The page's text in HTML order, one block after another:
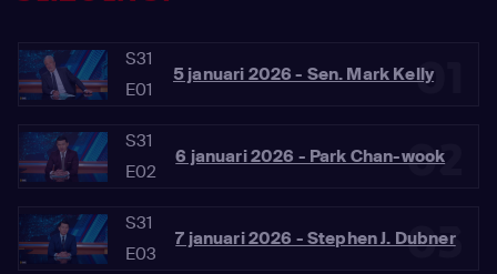
01
S31
E01
5 januari 2026 - Sen. Mark Kelly
02
S31
E02
6 januari 2026 - Park Chan-wook
03
S31
E03
7 januari 2026 - Stephen J. Dubner